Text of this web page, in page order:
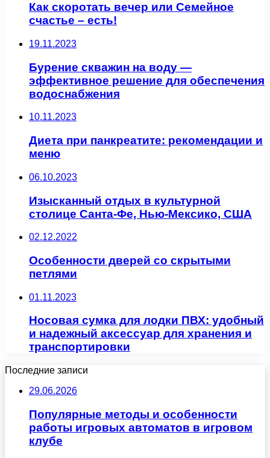
Как скоротать вечер или Семейное
счастье – есть!
19.11.2023
Бурение скважин на воду —
эффективное решение для обеспечения
водоснабжения
10.11.2023
Диета при панкреатите: рекомендации и
меню
06.10.2023
Изысканный отдых в культурной
столице Санта-Фе, Нью-Мексико, США
02.12.2022
Особенности дверей со скрытыми
петлями
01.11.2023
Носовая сумка для лодки ПВХ: удобный
и надежный аксессуар для хранения и
транспортировки
Последние записи
29.06.2026
Популярные методы и особенности
работы игровых автоматов в игровом
клубе